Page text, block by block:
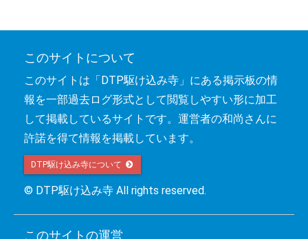
このサイトについて
このサイトは「DTP駆け込み寺」にある掲示板の情
報を一部過去ログ形式として閲覧しやすい形に加工
して掲載しているサイトです。運営者の和尚さんに
許諾を得て情報を掲載しています。
DTP駆け込み寺について
© DTP駆け込み寺 All rights reserved.
このサイトの運営